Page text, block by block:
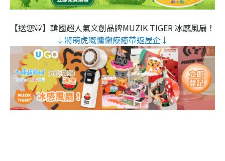
【送您🐯】韓國超人氣文創品牌MUZIK TIGER 冰感風扇！
↓將萌虎嘅慵懶療癒帶返屋企↓